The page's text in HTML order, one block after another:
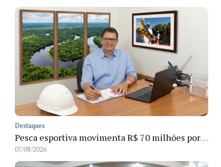
Destaques
Pesca esportiva movimenta R$ 70 milhões por ano e ganha espaço na economia sustentável do Amazonas
07/08/2026